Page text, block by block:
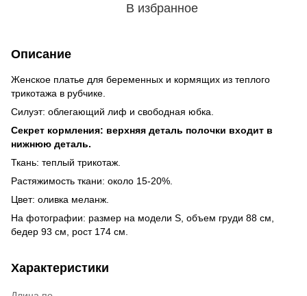
В избранное
Описание
Женское платье для беременных и кормящих из теплого
трикотажа в рубчике.
Силуэт: облегающий лиф и свободная юбка.
Секрет кормления: верхняя деталь полочки входит в
нижнюю деталь.
Ткань: теплый трикотаж.
Растяжимость ткани: около 15-20%.
Цвет: оливка меланж.
На фотографии: размер на модели S, объем груди 88 см,
бедер 93 см, рост 174 см.
Характеристики